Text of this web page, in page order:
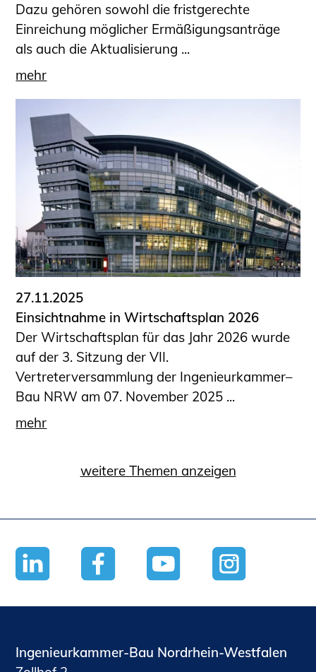
Dazu gehören sowohl die fristgerechte
Einreichung möglicher Ermäßigungsanträge
als auch die Aktualisierung ...
mehr
27.11.2025
Einsichtnahme in Wirtschaftsplan 2026
Der Wirtschaftsplan für das Jahr 2026 wurde
auf der 3. Sitzung der VII.
Vertreterversammlung der Ingenieurkammer–
Bau NRW am 07. November 2025 ...
mehr
weitere Themen anzeigen
Ingenieurkammer-Bau Nordrhein-Westfalen